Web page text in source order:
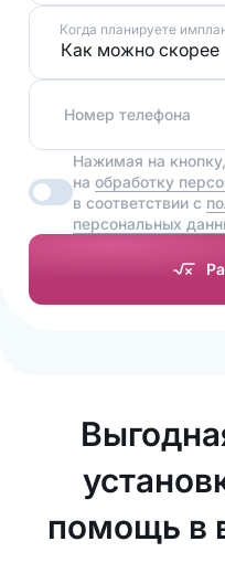
Когда планируете
Как можно скорее
Номер телефона
Нажимая на
наобработку
в соответствии с
персональных
помощь в